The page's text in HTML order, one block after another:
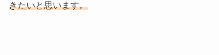
きたいと思います。